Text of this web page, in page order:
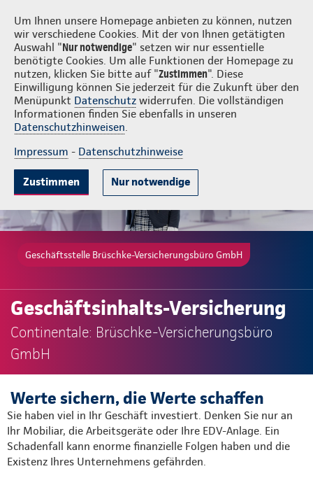
Um Ihnen unsere Homepage anbieten zu können, nutzen
wir verschiedene Cookies. Mit der von Ihnen getätigten
Auswahl "Nur notwendige" setzen wir nur essentielle
benötigte Cookies. Um alle Funktionen der Homepage zu
nutzen, klicken Sie bitte auf "Zustimmen". Diese
Einwilligung können Sie jederzeit für die Zukunft über den
Menüpunkt Datenschutz widerrufen. Die vollständigen
Informationen finden Sie ebenfalls in unseren
Datenschutzhinweisen.
Impressum - Datenschutzhinweise
Zustimmen Nur notwendige
Brüschke-Versicherungsbüro GmbH Login
Gute Gründe Tarife & Leistungen Wissenswertes Beratung &
Geschäftsstelle Brüschke-Versicherungsbüro GmbH
Geschäftsinhalts-Versicherung
Continentale: Brüschke-Versicherungsbüro
GmbH
Werte sichern, die Werte schaffen
Sie haben viel in Ihr Geschäft investiert. Denken Sie nur an
Ihr Mobiliar, die Arbeitsgeräte oder Ihre EDV-Anlage. Ein
Schadenfall kann enorme finanzielle Folgen haben und die
Existenz Ihres Unternehmens gefährden.